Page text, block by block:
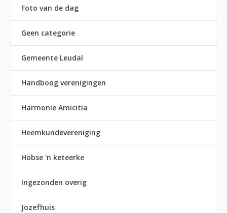
Foto van de dag
Geen categorie
Gemeente Leudal
Handboog verenigingen
Harmonie Amicitia
Heemkundevereniging
Höbse 'n keteerke
Ingezonden overig
Jozefhuis